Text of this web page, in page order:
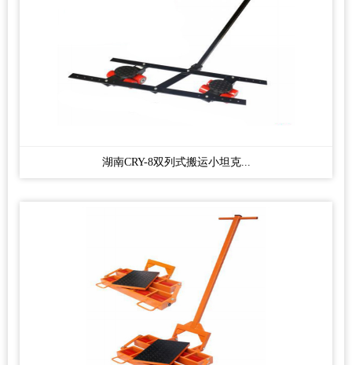
湖南CRY-8双列式搬运小坦克...